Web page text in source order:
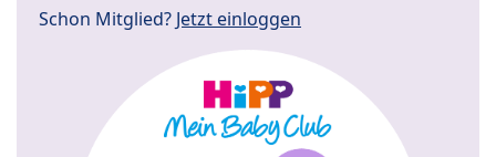
Schon Mitglied? Jetzt einloggen